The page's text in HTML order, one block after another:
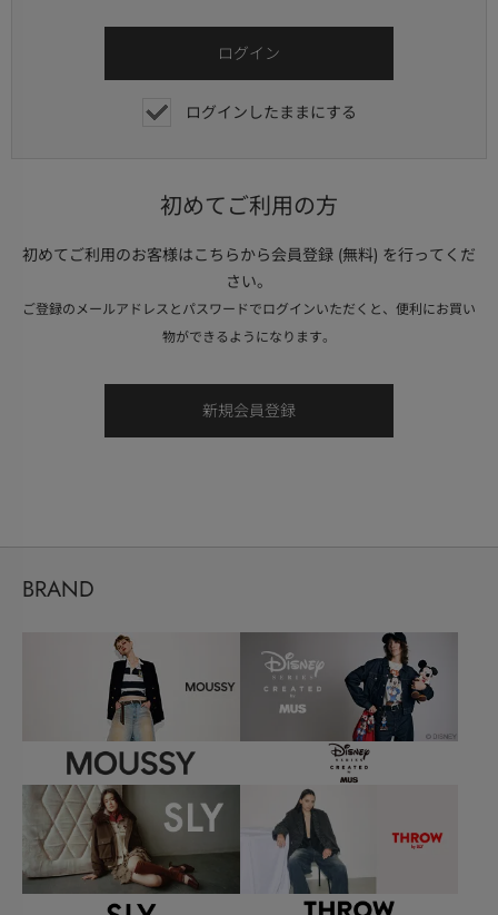
ログインしたままにする
初めてご利用の方
初めてご利用のお客様はこちらから会員登録 (無料) を行ってくだ
さい。
ご登録のメールアドレスとパスワードでログインいただくと、便利にお買い
物ができるようになります。
BRAND